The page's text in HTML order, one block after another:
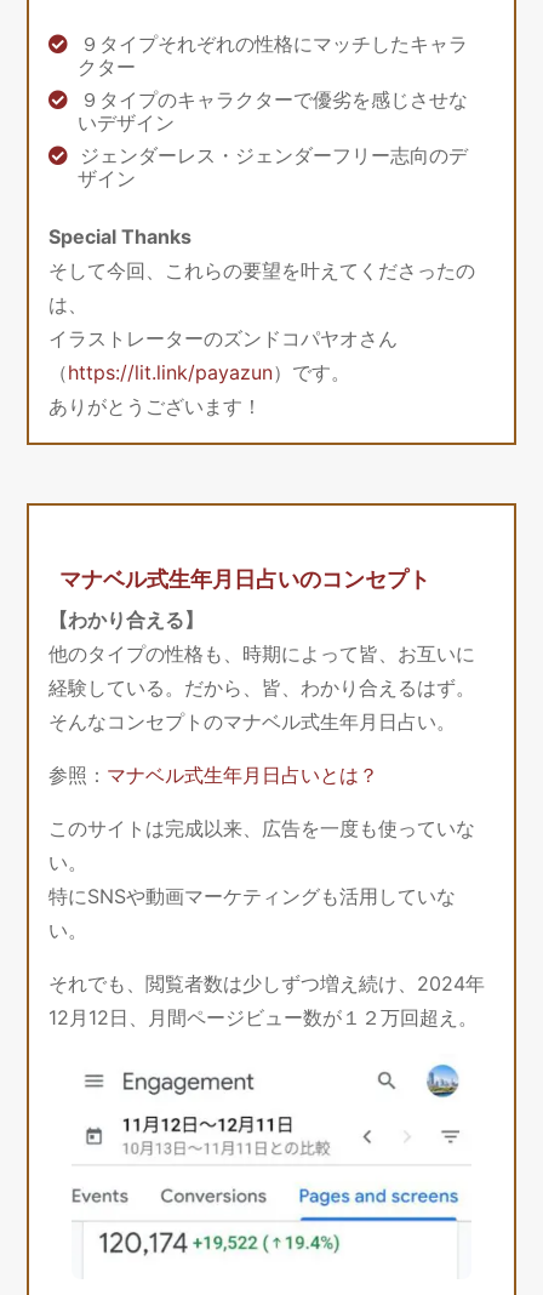
９タイプそれぞれの性格にマッチしたキャラ
クター
９タイプのキャラクターで優劣を感じさせな
いデザイン
ジェンダーレス・ジェンダーフリー志向のデ
ザイン
Special Thanks
そして今回、これらの要望を叶えてくださったの
は、
イラストレーターのズンドコパヤオさん
（https://lit.link/payazun）です。
ありがとうございます！
マナベル式生年月日占いのコンセプト
【わかり合える】
他のタイプの性格も、時期によって皆、お互いに
経験している。だから、皆、わかり合えるはず。
そんなコンセプトのマナベル式生年月日占い。
参照： マナベル式生年月日占いとは？
このサイトは完成以来、広告を一度も使っていな
い。
特にSNSや動画マーケティングも活用していな
い。
それでも、閲覧者数は少しずつ増え続け、2024年
12月12日、月間ページビュー数が１２万回超え。